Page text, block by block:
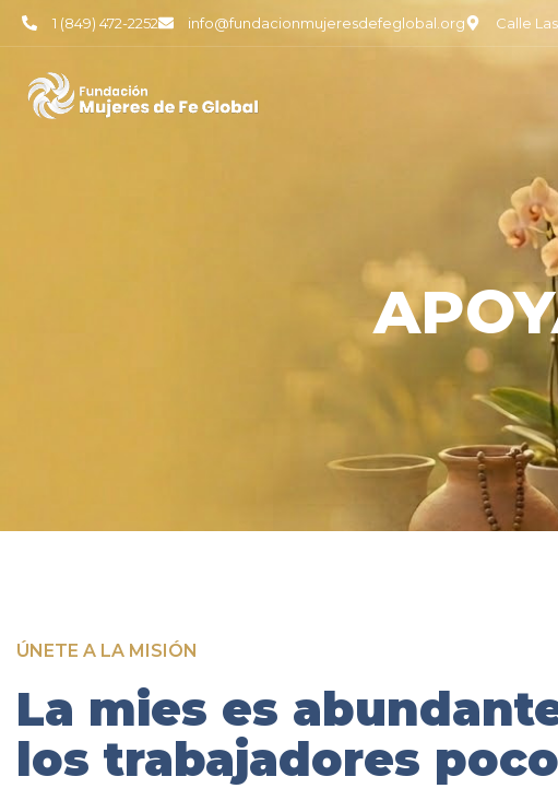
1 (849) 472-2252 info@fundacionmujeresdefeglobal.org Calle
ÚNETE A LA MISIÓN
La mies es
los trabajadores